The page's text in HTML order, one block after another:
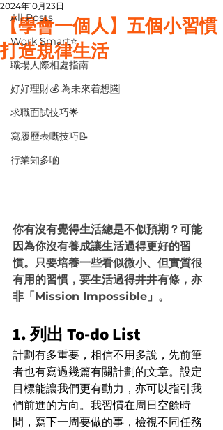
All Posts
Work Smart⭐️
職場人際相處指南
好好理財💰 為未來着想🈵
求職面試技巧🌟
寫履歷表嘅技巧📝
行業知多啲
【學會一個人】五個小習慣
打造規律生活
2024年10月23日
你有沒有覺得生活總是不似預期？可能
因為你沒有養成讓生活過得更好的習
慣。只要培養一些看似微小、但實質很
有用的習慣，要生活過得井井有條，亦
非「Mission Impossible」。
1. 列出 To-do List
計劃有多重要，相信不用多說，先前筆
者也有寫過幾篇有關計劃的文章。設定
目標能讓我們更有動力，亦可以指引我
們前進的方向。我習慣在周日空餘時
間，寫下一周要做的事，檢視不同任務